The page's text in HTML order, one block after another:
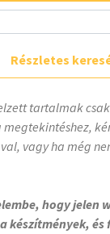
Részletes
tartalmak
megtekintéshez,
vagy ha még
hogy jelen
készítmények,